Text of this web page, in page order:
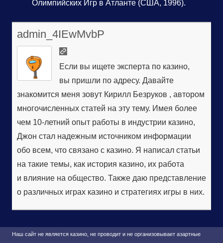
Олимпийских Игр в Атланте (США, 1996).
admin_4IEwMvbP
Если вы ищете эксперта по казино,
вы пришли по адресу. Давайте
знакомится меня зовут Кирилл Безруков , автором
многочисленных статей на эту тему. Имея более
чем 10-летний опыт работы в индустрии казино,
Джон стал надежным источником информации
обо всем, что связано с казино. Я написал статьи
на такие темы, как история казино, их работа
и влияние на общество. Также даю представление
о различных играх казино и стратегиях игры в них.
Наш сайт не является казино, не проводит и не организовывает азартные